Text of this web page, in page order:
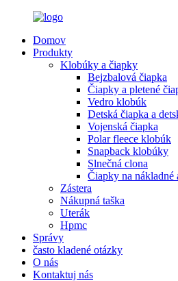
Domov
Produkty
Klobúky a čiapky
Bejzbalová čiapka
Čiapky a pletené
Vedro klobúk
Detská čiapka a
Vojenská čiapka
Polar fleece klobúk
Snapback klobúky
Slnečná clona
Čiapky na nákladné
Zástera
Nákupná taška
Uterák
Hpmc
Správy
často kladené otázky
O nás
Kontaktuj nás